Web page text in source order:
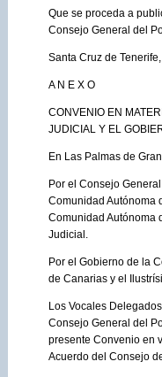
Que se proceda a
Consejo General del
Santa Cruz de
A N E X O
CONVENIO EN
JUDICIAL Y EL
En Las Palmas de
Por el Consejo
Comunidad Autónoma
Comunidad Autónoma
Judicial.
Por el Gobierno de la
de Canarias y el
Los Vocales
Consejo General del
presente Convenio en
Acuerdo del Consejo